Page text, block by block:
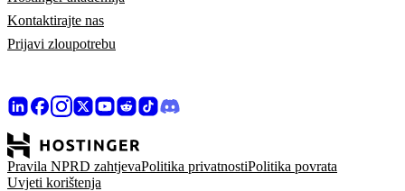
Kontaktirajte nas
Prijavi zloupotrebu
Pravila NPRD zahtjevaPolitika privatnostiPolitika povrata
Uvjeti korištenja